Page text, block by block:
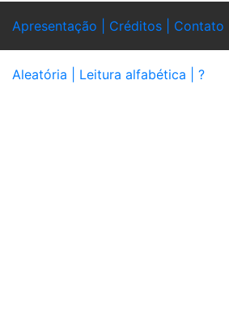
Apresentação | Créditos | Contato |
Aleatória | Leitura alfabética | ?